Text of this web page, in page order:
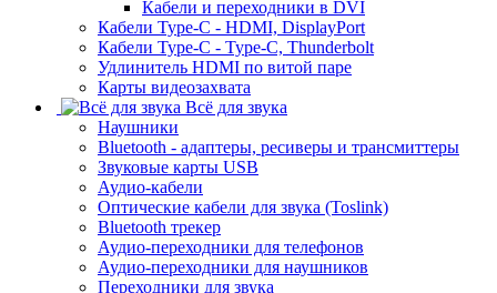
Кабели и переходники в DVI
Кабели Type-C - HDMI, DisplayPort
Кабели Type-C - Type-C, Thunderbolt
Удлинитель HDMI по витой паре
Карты видеозахвата
Всё для звука
Наушники
Bluetooth - адаптеры, ресиверы и трансмиттеры
Звуковые карты USB
Аудио-кабели
Оптические кабели для звука (Toslink)
Bluetooth трекер
Аудио-переходники для телефонов
Аудио-переходники для наушников
Переходники для звука